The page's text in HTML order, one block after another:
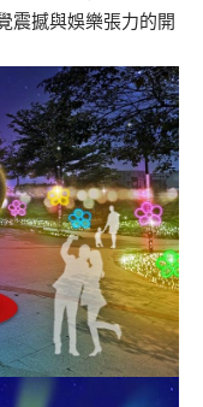
震撼與娛樂張力的開